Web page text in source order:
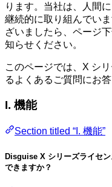
ります。当社は、人間
継続的に取り組んでい
ざいましたら、ページ
知らせください。
このページでは、X シ
るよくあるご質問にお答
I. 機能
Section titled “I. 機能”
Disguise X シリーズライセ
できますか？